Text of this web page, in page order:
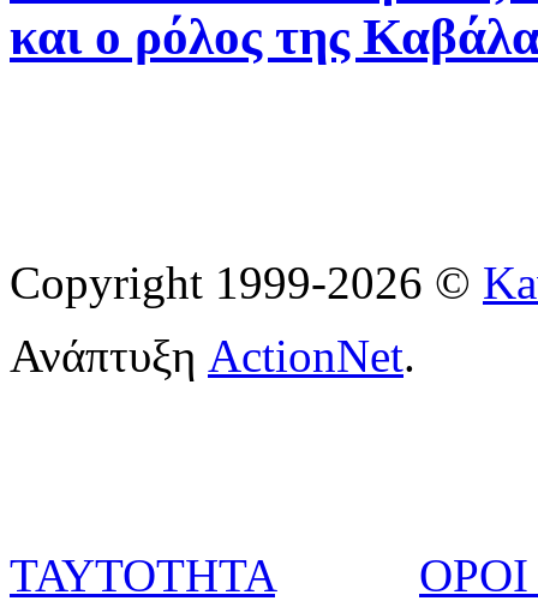
και ο ρόλος της
Copyright 1999-2026 ©
Ανάπτυξη ActionNet.
ΤΑΥΤΟΤΗΤΑ